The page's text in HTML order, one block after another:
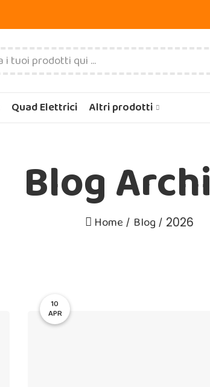
Quad Elettrici Altri prodotti
Blog
Home Blog 2026
10
APR